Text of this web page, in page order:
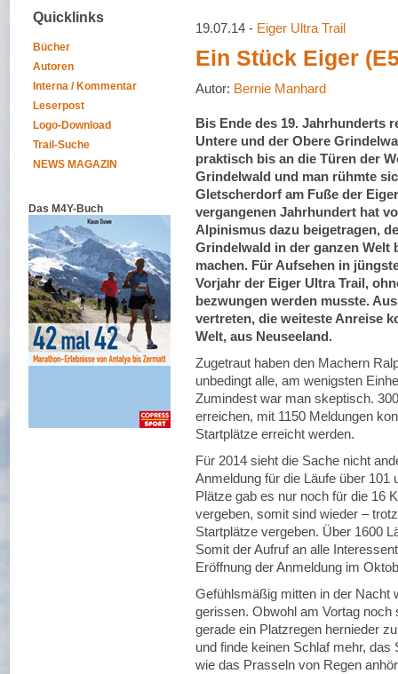
Quicklinks
Bücher
Autoren
Interna / Kommentar
Leserpost
Logo-Download
Trail-Suche
NEWS MAGAZIN
Das M4Y-Buch
19.07.14 - Eiger Ultra Trail
Ein Stück Eiger
Autor: Bernie Manhard
Bis Ende des 19. Jahrhunderts
Untere und der Obere
praktisch bis an die Türen der
Grindelwald und man rühmte
Gletscherdorf am Fuße der
vergangenen Jahrhundert hat
Alpinismus dazu beigetragen,
Grindelwald in der ganzen Welt
machen. Für Aufsehen in
Vorjahr der Eiger Ultra Trail,
bezwungen werden musste.
vertreten, die weiteste Anreise
Welt, aus Neuseeland.
Zugetraut haben den Machern
unbedingt alle, am wenigsten
Zumindest war man skeptisch.
erreichen, mit 1150 Meldungen
Startplätze erreicht werden.
Für 2014 sieht die Sache nicht
Anmeldung für die Läufe über
Plätze gab es nur noch für die 16
vergeben, somit sind wieder –
Startplätze vergeben. Über 1600
Somit der Aufruf an alle
Eröffnung der Anmeldung im
Gefühlsmäßig mitten in der Nacht
gerissen. Obwohl am Vortag
gerade ein Platzregen hernieder
und finde keinen Schlaf mehr,
wie das Prasseln von Regen